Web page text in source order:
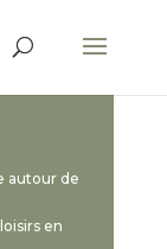
autour de
en